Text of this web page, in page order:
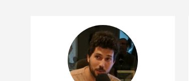
La vie du site